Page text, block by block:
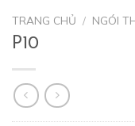
TRANG CHỦ / NGÓI
P10